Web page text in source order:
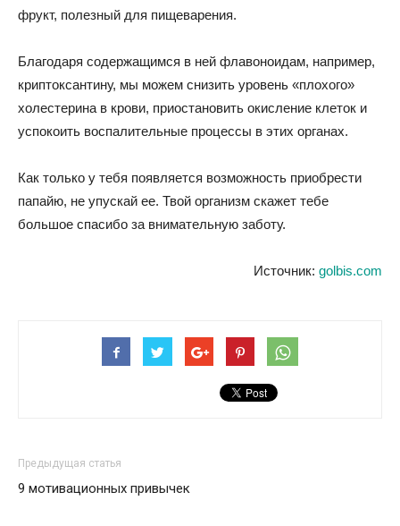
фрукт, полезный для пищеварения.
Благодаря содержащимся в ней флавоноидам, например,
криптоксантину, мы можем снизить уровень «плохого»
холестерина в крови, приостановить окисление клеток и
успокоить воспалительные процессы в этих органах.
Как только у тебя появляется возможность приобрести
папайю, не упускай ее. Твой организм скажет тебе
большое спасибо за внимательную заботу.
Источник: golbis.com
Предыдущая статья
9 мотивационных привычек